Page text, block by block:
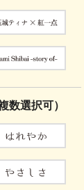
数選択可）